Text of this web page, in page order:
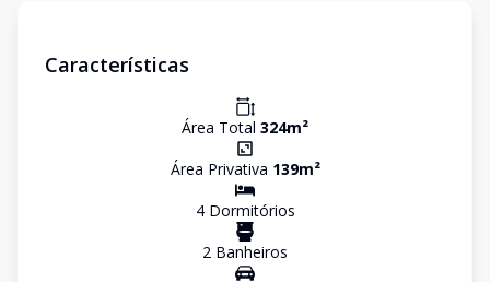
Características
Área Total 324m²
Área Privativa 139m²
4Dormitórios
2 Banheiros